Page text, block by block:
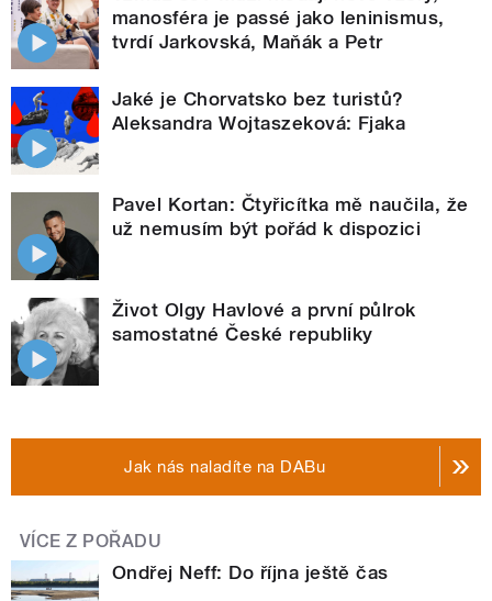
manosféra je passé jako leninismus,
tvrdí Jarkovská, Maňák a Petr
Jaké je Chorvatsko bez turistů?
Aleksandra Wojtaszeková: Fjaka
Pavel Kortan: Čtyřicítka mě naučila, že
už nemusím být pořád k dispozici
Život Olgy Havlové a první půlrok
samostatné České republiky
Jak nás naladíte na DABu
VÍCE Z POŘADU
Ondřej Neff: Do října ještě čas